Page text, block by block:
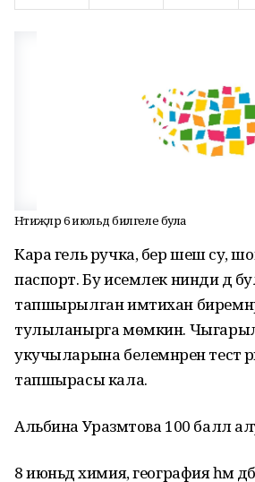
Нәтиҗәләр 6 июльдә билгеле була
Кара гель ручка, бер шешә су,
паспорт. Бу исемлек нинди дә
тапшырылган имтихан
тулыланырга мөмкин.
укучыларына белемнәрен тест
тапшырасы кала.
Альбина Уразмәтова 100 балл
8 июньдә химия, география һәм